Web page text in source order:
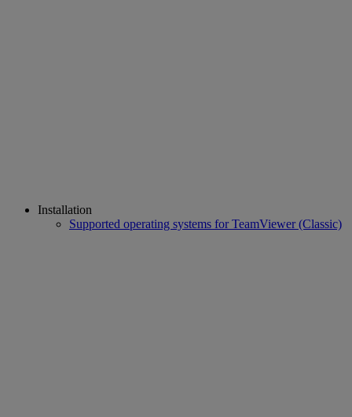
Installation
Supported operating systems for TeamViewer (Classic)